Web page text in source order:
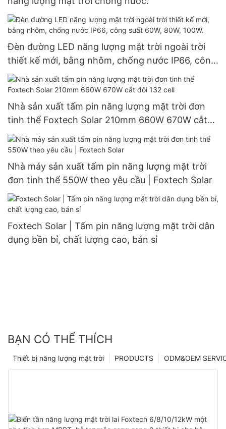
Đèn đường LED năng lượng mặt trời ngoài trời
thiết kế mới, bằng nhôm, chống nước IP66, công
suất 60W, 80W, 100W.
Nhà sản xuất tấm pin năng lượng mặt trời đơn
tinh thể Foxtech Solar 210mm 660W 670W cắt
đôi 132 cell
Nhà máy sản xuất tấm pin năng lượng mặt trời
đơn tinh thể 550W theo yêu cầu | Foxtech Solar
Foxtech Solar | Tấm pin năng lượng mặt trời dân
dụng bền bỉ, chất lượng cao, bán sỉ
BẠN CÓ THỂ THÍCH
ODM&OEM
PRODUCTS
Thiết bị năng lượng mặt trời